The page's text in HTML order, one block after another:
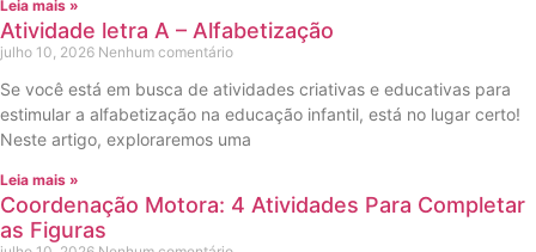
Leia mais »
Atividade letra A – Alfabetização
julho 10, 2026 Nenhum comentário
Se você está em busca de atividades criativas e educativas para
estimular a alfabetização na educação infantil, está no lugar certo!
Neste artigo, exploraremos uma
Leia mais »
Coordenação Motora: 4 Atividades Para Completar
as Figuras